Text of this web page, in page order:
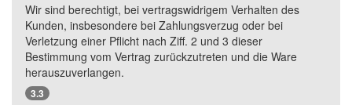
Wir sind berechtigt, bei vertragswidrigem Verhalten des
Kunden, insbesondere bei Zahlungsverzug oder bei
Verletzung einer Pflicht nach Ziff. 2 und 3 dieser
Bestimmung vom Vertrag zurückzutreten und die Ware
herauszuverlangen.
3.3